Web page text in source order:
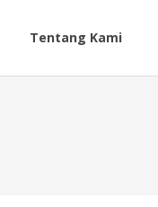
Tentang Kami